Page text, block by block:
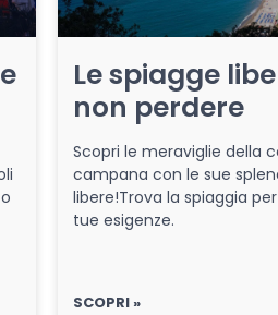
Le spiagge
non perdere
Scopri le meraviglie della
campana con le sue
libere!Trova la spiaggia
tue esigenze.
SCOPRI »